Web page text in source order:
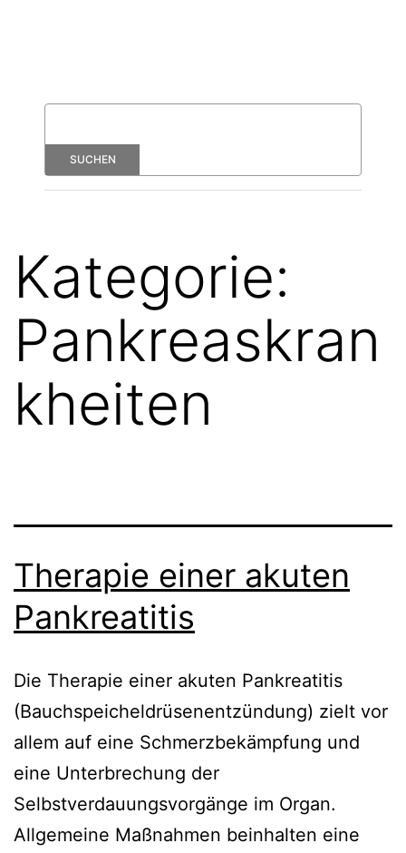
Kategorie:
Pankreaskran
kheiten
Therapie einer akuten
Pankreatitis
Die Therapie einer akuten Pankreatitis
(Bauchspeicheldrüsenentzündung) zielt vor
allem auf eine Schmerzbekämpfung und
eine Unterbrechung der
Selbstverdauungsvorgänge im Organ.
Allgemeine Maßnahmen beinhalten eine